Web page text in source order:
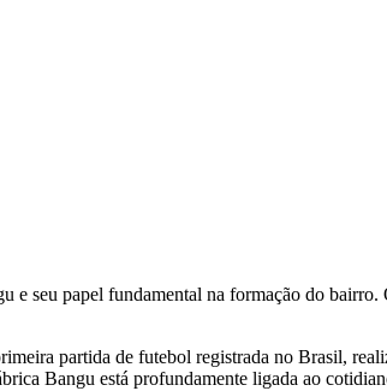
e seu papel fundamental na formação do
partida de futebol registrada no Brasil,
Bangu está profundamente ligada ao